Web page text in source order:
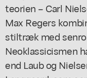
teorien – Carl
Max Regers
stiltræk med
Neoklassicismen
end Laub og